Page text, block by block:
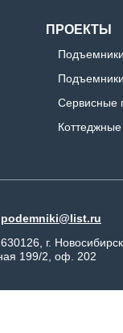
ПРОЕКТЫ
Сервисные
podemniki@list.ru
г.
199/2, оф. 202